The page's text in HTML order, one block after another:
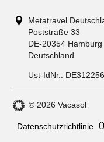
Metatravel
Poststraße 33
DE-20354 Hamburg
Deutschland
Ust-IdNr.:
© 2026 Vacasol
Datenschutzrichtlinie